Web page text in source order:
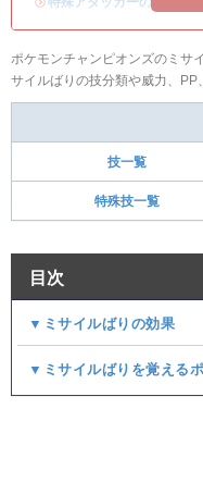
ポケモンチャンピオンズのミサ
サイルばりの技分類や威力、PP
技一覧
特殊技一覧
目次
▼ミサイルばりの効果
▼ミサイルばりを覚える